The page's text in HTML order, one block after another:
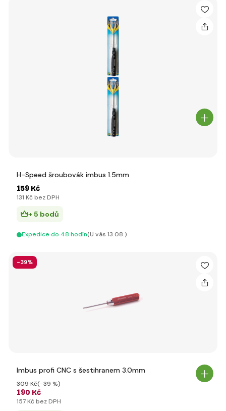
H-Speed šroubovák imbus 1.5mm
159 Kč
131 Kč bez DPH
+ 5 bodů
Expedice do 48 hodín(U vás 13.08.)
-39%
Imbus profi CNC s šestihranem 3.0mm
190 Kč
309 Kč(-39 %)
157 Kč bez DPH